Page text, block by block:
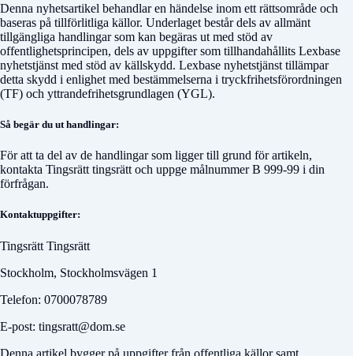
Denna nyhetsartikel behandlar en händelse inom ett rättsområde och
baseras på tillförlitliga källor. Underlaget består dels av allmänt
tillgängliga handlingar som kan begäras ut med stöd av
offentlighetsprincipen, dels av uppgifter som tillhandahållits Lexbase
nyhetstjänst med stöd av källskydd. Lexbase nyhetstjänst tillämpar
detta skydd i enlighet med bestämmelserna i tryckfrihetsförordningen
(TF) och yttrandefrihetsgrundlagen (YGL).
Så begär du ut handlingar:
För att ta del av de handlingar som ligger till grund för artikeln,
kontakta Tingsrätt tingsrätt och uppge målnummerB 999-99 i din
förfrågan.
Kontaktuppgifter:
Tingsrätt Tingsrätt
Stockholm, Stockholmsvägen 1
Telefon: 0700078789
E-post: tingsratt@dom.se
Denna artikel bygger på uppgifter från offentliga källor samt